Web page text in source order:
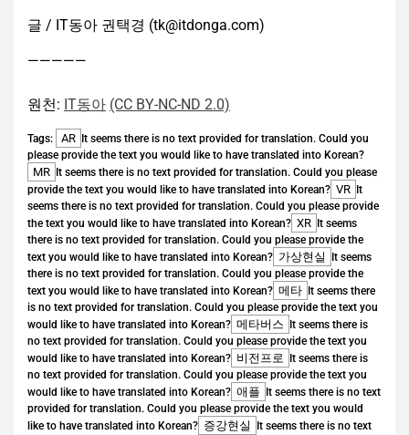
글 / IT동아 권택경 (tk@itdonga.com)
—————
원천: IT동아 (CC BY-NC-ND 2.0)
Tags: AR
It seems there is no text provided for translation. Could you
please provide the text you would like to have translated into Korean?
MR
It seems there is no text provided for translation. Could you please
provide the text you would like to have translated into Korean? VR
It
seems there is no text provided for translation. Could you please provide
the text you would like to have translated into Korean? XR
It seems
there is no text provided for translation. Could you please provide the
text you would like to have translated into Korean? 가상현실
It seems
there is no text provided for translation. Could you please provide the
text you would like to have translated into Korean? 메타
It seems there
is no text provided for translation. Could you please provide the text you
would like to have translated into Korean? 메타버스
It seems there is
no text provided for translation. Could you please provide the text you
would like to have translated into Korean? 비전프로
It seems there is
no text provided for translation. Could you please provide the text you
would like to have translated into Korean? 애플
It seems there is no text
provided for translation. Could you please provide the text you would
like to have translated into Korean? 증강현실 It seems there is no text